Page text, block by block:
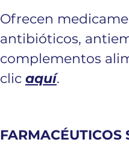
Ofrecen
antibióticos,
complementos
clic aquí.
FARMACÉUTICOS